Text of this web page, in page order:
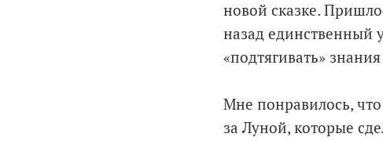
новой сказке.
назад единственный
«подтягивать»
Мне понравилось,
за Луной, которые